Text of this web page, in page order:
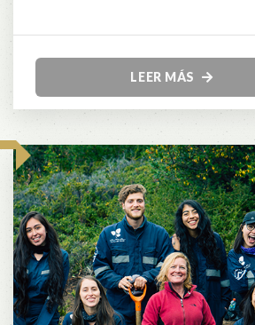
LEER MÁS